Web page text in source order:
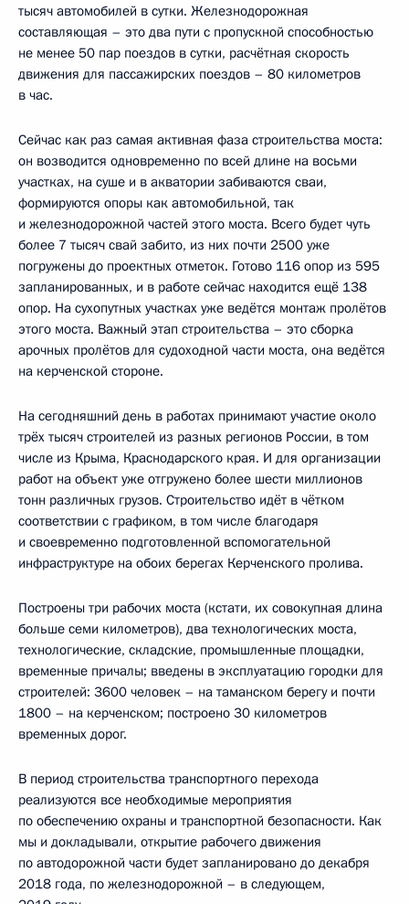
тысяч автомобилей в сутки. Железнодорожная
составляющая – это два пути с пропускной способностью
не менее 50 пар поездов в сутки, расчётная скорость
движения для пассажирских поездов – 80 километров
в час.
Сейчас как раз самая активная фаза строительства моста:
он возводится одновременно по всей длине на восьми
участках, на суше и в акватории забиваются сваи,
формируются опоры как автомобильной, так
и железнодорожной частей этого моста. Всего будет чуть
более 7 тысяч свай забито, из них почти 2500 уже
погружены до проектных отметок. Готово 116 опор из 595
запланированных, и в работе сейчас находится ещё 138
опор. На сухопутных участках уже ведётся монтаж пролётов
этого моста. Важный этап строительства – это сборка
арочных пролётов для судоходной части моста, она ведётся
на керченской стороне.
На сегодняшний день в работах принимают участие около
трёх тысяч строителей из разных регионов России, в том
числе из Крыма, Краснодарского края. И для организации
работ на объект уже отгружено более шести миллионов
тонн различных грузов. Строительство идёт в чётком
соответствии с графиком, в том числе благодаря
и своевременно подготовленной вспомогательной
инфраструктуре на обоих берегах Керченского пролива.
Построены три рабочих моста (кстати, их совокупная длина
больше семи километров), два технологических моста,
технологические, складские, промышленные площадки,
временные причалы; введены в эксплуатацию городки для
строителей: 3600 человек – на таманском берегу и почти
1800 – на керченском; построено 30 километров
временных дорог.
В период строительства транспортного перехода
реализуются все необходимые мероприятия
по обеспечению охраны и транспортной безопасности. Как
мы и докладывали, открытие рабочего движения
по автодорожной части будет запланировано до декабря
2018 года, по железнодорожной – в следующем,